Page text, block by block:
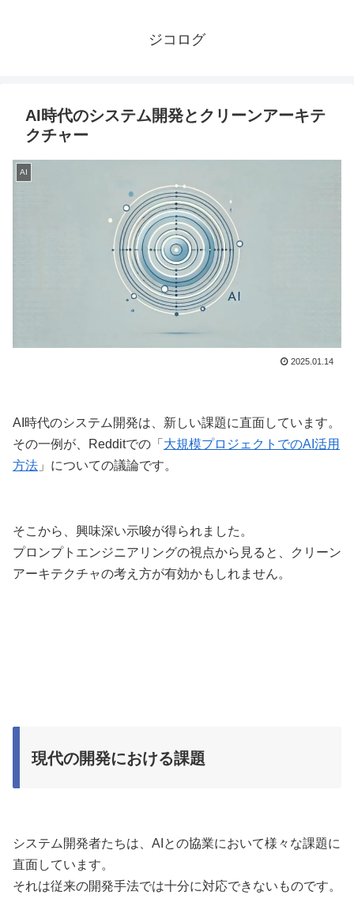
ジコログ
AI時代のシステム開発とクリーンアーキテ
クチャー
AI
2025.01.14
AI時代のシステム開発は、新しい課題に直面しています。
その一例が、Redditでの「 大規模プロジェクトでのAI活用
方法 」についての議論です。
そこから、興味深い示唆が得られました。
プロンプトエンジニアリングの視点から見ると、クリーン
アーキテクチャの考え方が有効かもしれません。
現代の開発における課題
システム開発者たちは、AIとの協業において様々な課題に
直面しています。
それは従来の開発手法では十分に対応できないものです。